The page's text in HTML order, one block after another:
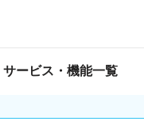
サービス・機能一覧